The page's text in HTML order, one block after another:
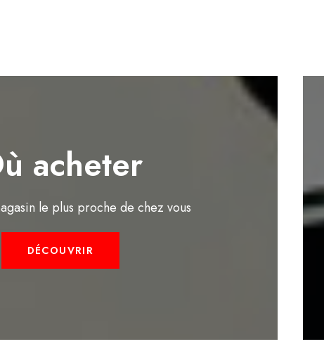
acheter
le plus proche de chez vous
DÉCOUVRIR